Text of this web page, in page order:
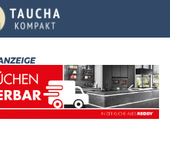
SG Taucha 99